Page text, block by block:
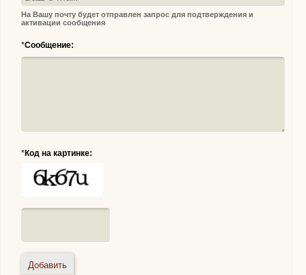
На Вашу почту будет отправлен запрос для подтверждения и
активации сообщения
*Сообщение:
*Код на картинке: